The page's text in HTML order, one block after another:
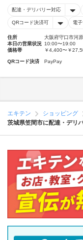
配達・デリバリー対応
QRコード決済可 電
住所
大阪府守口市河
本日の営業状況 10:00〜19:00
価格帯
￥4,400〜￥
QRコード決済 PayPay
エキテン ショッピング
茨城県笠間市に配達・デリ